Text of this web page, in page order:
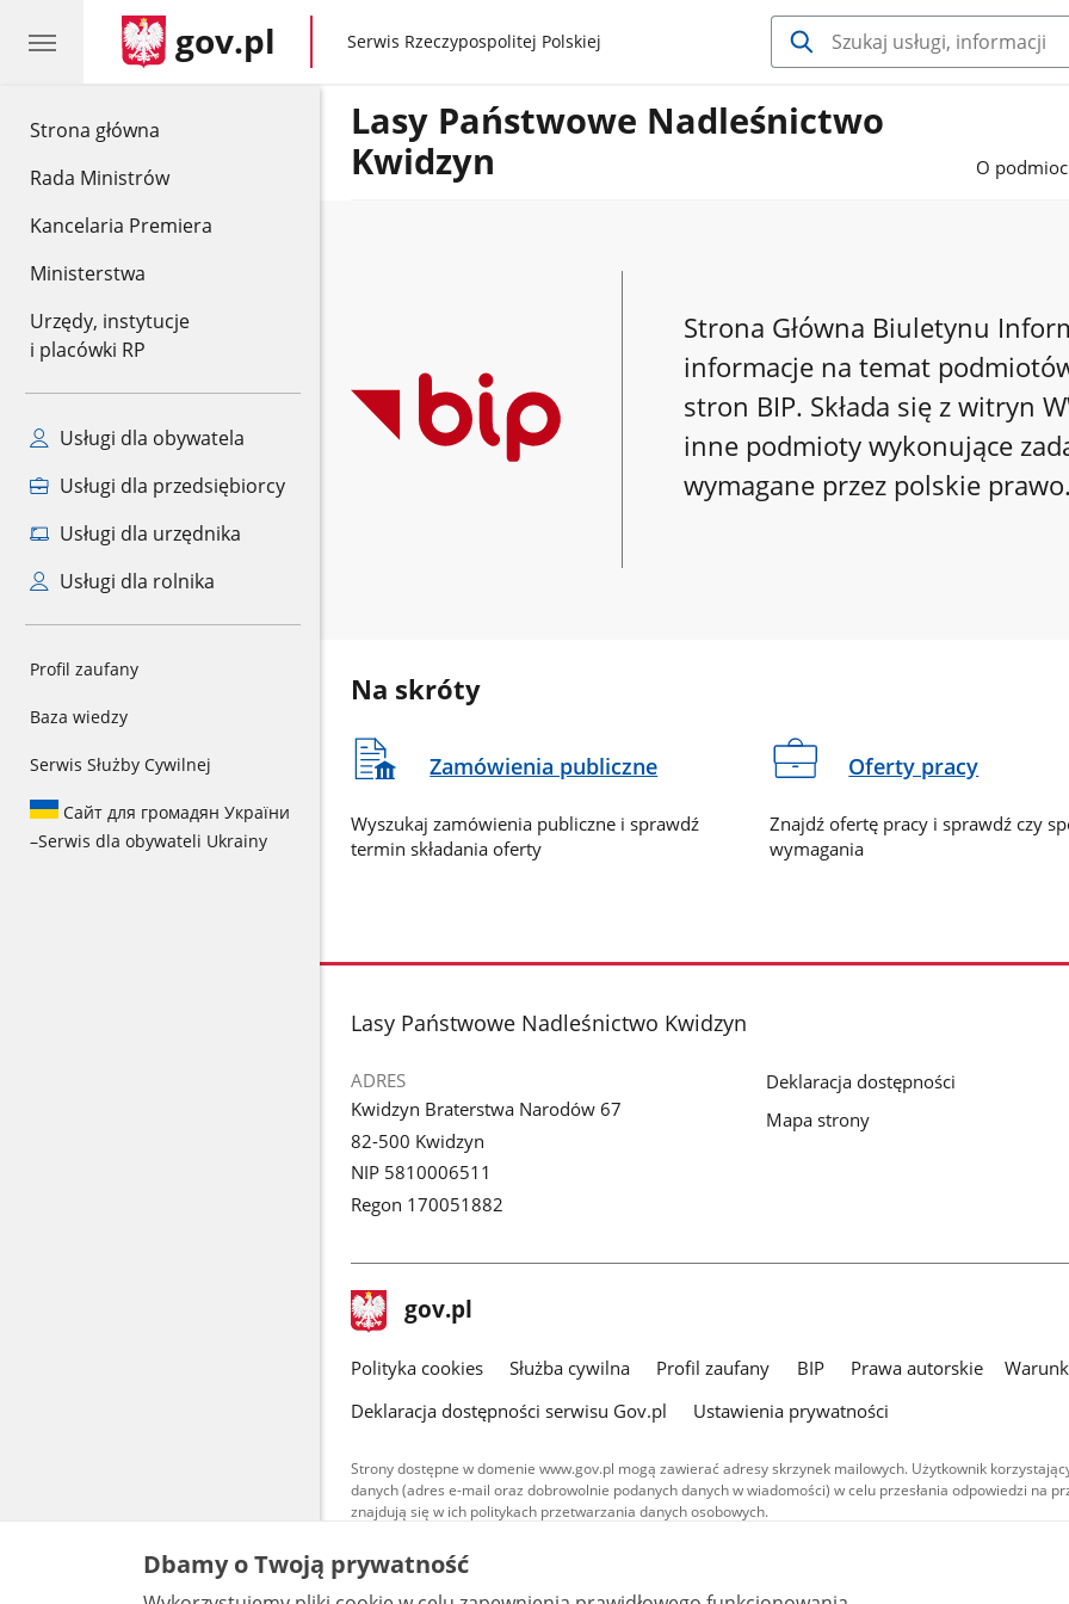
Strona główna
Rada Ministrów
Kancelaria Premiera
Ministerstwa
Urzędy, instytucje
i placówki RP
Usługi dla obywatela
Usługi dla przedsiębiorcy
Usługi dla urzędnika
Usługi dla rolnika
Profil zaufany
Baza wiedzy
Serwis Służby Cywilnej
Сайт для громадян України
–Serwis dla obywateli Ukrainy
gov.pl gov.pl
Serwis Rzeczypospolitej Polskiej
Lasy Państwowe Nadleśnictwo
Kwidzyn
O
Strona Główna Biuletynu
informacje na temat
stron BIP. Składa się z witryn
inne podmioty wykonujące
wymagane przez polskie prawo.
Na skróty
Zamówienia publiczne
Wyszukaj zamówienia publiczne i sprawdź
termin składania oferty
Oferty pracy
Znajdź ofertę pracy i sprawdź czy
wymagania
stopka
Lasy Państwowe Nadleśnictwo Kwidzyn
ADRES
Kwidzyn Braterstwa Narodów 67
82-500 Kwidzyn
NIP 5810006511
Regon 170051882
Deklaracja dostępności
Mapa strony
stopka
gov.pl Strona
gov.pl
gov.pl
Polityka cookies Służba cywilna Profil zaufany BIP Prawa autorskie
Deklaracja dostępności serwisu Gov.pl
Ustawienia prywatności
Strony dostępne w domenie www.gov.pl mogą zawierać adresy skrzynek mailowych. Użytkownik
danych (adres e-mail oraz dobrowolnie podanych danych w wiadomości) w celu przesłania odpowiedzi na
znajdują się w ich politykach przetwarzania danych osobowych.
Treści tekstowe publikowane w serwisie (z wyłączeniem treści audiowizualnych), są
udostępniane na licencji typu Creative Commons: uznanie autorstwa - na tych samych
warunkach 4.0 (CC BY-SA 4.0). Materiały audiowizualne, w tym zdjęcia, materiały audio i wideo,
Dbamy o Twoją prywatność